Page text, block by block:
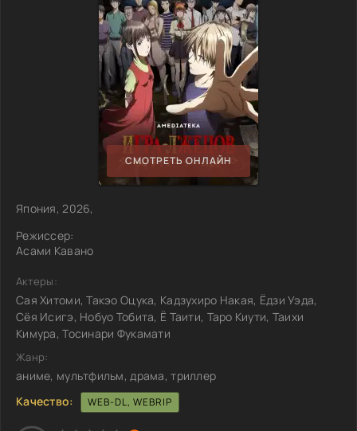
СМОТРЕТЬ ОНЛАЙН
Япония, 2026,
Режиссер:
Асами Кавано
Актеры:
Сая Хитоми, Такэо Оцука, Кадзухиро Накая, Ёдзи Уэда,
Сёя Исигэ, Нобуо Тобита, Ё Таити, Таро Киути, Таихи
Кимура, Тосинари Фукамати
Жанр:
аниме, мультфильм, драма, триллер
Качество:
WEB-DL, WEBRIP